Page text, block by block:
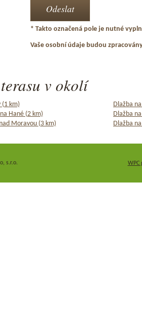
* Takto označená pole je nutné
Vaše osobní údaje budou
v okolí
(1 km)
Dlažba
Hané (2 km)
Dlažba
Moravou (3 km)
Dlažba
WPC
s.r.o.